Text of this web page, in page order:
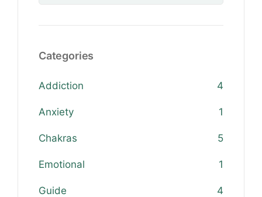
Categories
Addiction 4
Anxiety 1
Chakras 5
Emotional 1
Guide 4